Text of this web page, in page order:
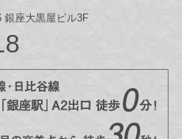
座大黒屋ビル3F